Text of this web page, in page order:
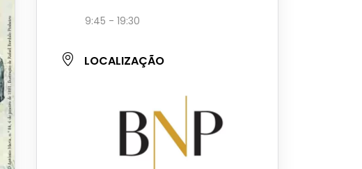
9:45 - 19:30
LOCALIZAÇÃO